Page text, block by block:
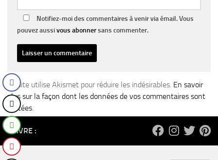
Notifiez-moi des commentaires à venir via émail. Vous
pouvez aussivous abonnersans commenter.
Ce site utilise Akismet pour réduire les indésirables. En savoir
plus sur la façon dont les données de vos commentaires sont
traitées
SUIVRE :